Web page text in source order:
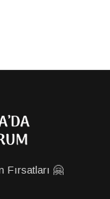
Fırsatları 🤗